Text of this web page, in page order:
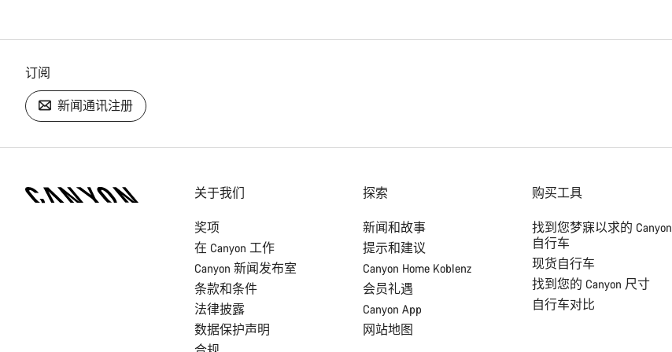
订阅
新闻通讯注册
关于我们
奖项
在 Canyon 工作
Canyon 新闻发布室
条款和条件
法律披露
数据保护声明
探索
新闻和故事
提示和建议
Canyon Home Koblenz
会员礼遇
Canyon App
网站地图
购买工具
找到您梦寐以求的 Canyon
自行车
现货自行车
找到您的 Canyon 尺寸
自行车对比